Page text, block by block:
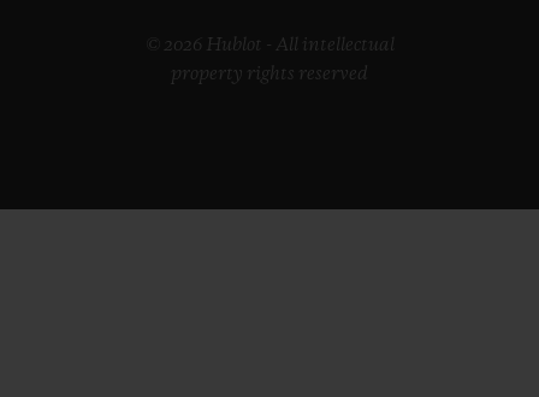
© 2026 Hublot - All intellectual
property rights reserved